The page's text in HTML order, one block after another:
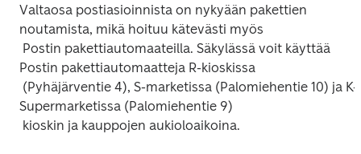
Valtaosa postiasioinnista on nykyään pakettien
noutamista, mikä hoituu kätevästi myös
Postin pakettiautomaatteja R-kioskissa
Supermarketissa (Palomiehentie 9)